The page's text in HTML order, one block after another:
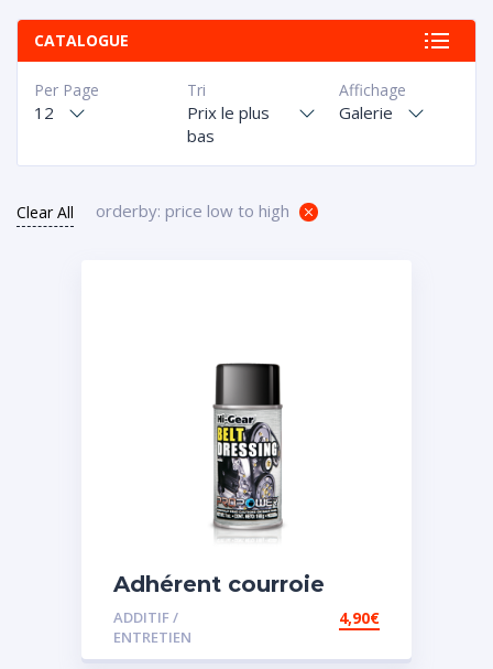
CATALOGUE
Affichage
Galerie
Tri
Prix le plus
bas
Per Page
12
Clear All orderby: price low to high
Adhérent courroie
ADDITIF /
ENTRETIEN
4,90€